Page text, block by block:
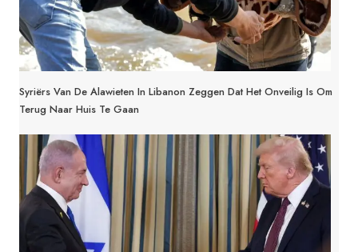
Syriërs Van De Alawieten In Libanon Zeggen Dat Het Onveilig Is Om
Terug Naar Huis Te Gaan